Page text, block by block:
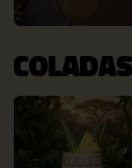
COLADAS